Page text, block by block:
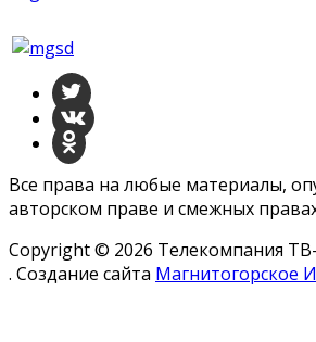
Все права на любые материалы,
авторском праве и смежных
Copyright © 2026 Телекомпания
. Создание сайта Магнитогорское